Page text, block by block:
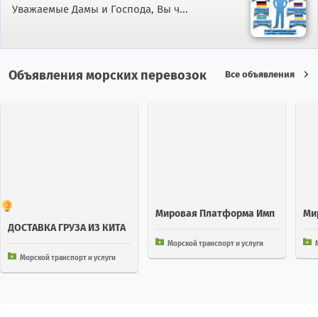
Уважаемые Дамы и Господа, Вы ч...
Объявления морских перевозок Все объявления
ДОСТАВКА ГРУЗА ИЗ КИТА
МПМорской транспорт и услуги
Мировая Платформа Имп
Морской транспорт и услуги